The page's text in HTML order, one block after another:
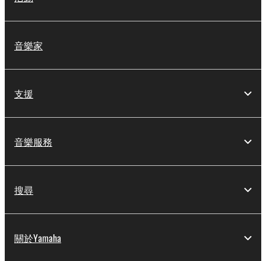
音樂家
支援
音樂服務
搜尋
關於Yamaha